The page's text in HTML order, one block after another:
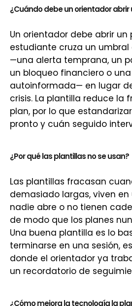
¿Cuándo debe un orientador abrir
Un orientador debe abrir
estudiante cruza un
—una alerta temprana, un
un bloqueo financiero o
autoinformada— en lugar
crisis. La plantilla reduce la
plan, por lo que
pronto y cuán seguido
¿Por qué las plantillas no se usan?
Las plantillas fracasan
demasiado largas, viven
nadie abre o no tienen
de modo que los planes
Una buena plantilla es lo
terminarse en una sesión,
donde el orientador ya
un recordatorio de
¿Cómo mejora la tecnología la